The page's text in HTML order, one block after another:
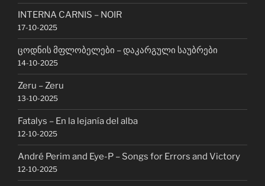
INTERNA CARNIS – NOIR
17-10-2025
ცოდნის მფლობელები – დაკარგული საუბრები
14-10-2025
Zeru – Zeru
13-10-2025
Fatalys – En la lejanía del alba
12-10-2025
André Perim and Eye-P – Songs for Errors and Victory
12-10-2025